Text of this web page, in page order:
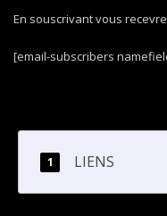
En souscrivant vous
[email-subscribers
LIENS